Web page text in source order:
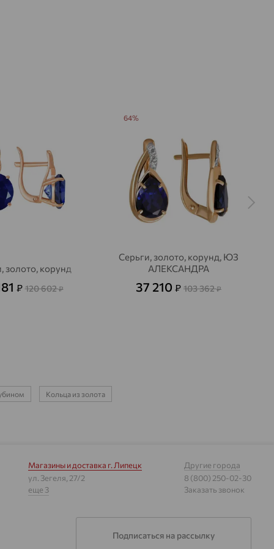
золото, корунд
₽ 120 602₽
Серьги, золото, корунд, ЮЗ
АЛЕКСАНДРА
37 210 ₽ 103 362₽
64%
Кольца из золота
Магазины и доставка г. Липецк
ул. Зегеля, 27/2
еще 3
Другие города
8 (800) 250-02-30
Заказать звонок
Подписаться на рассылку